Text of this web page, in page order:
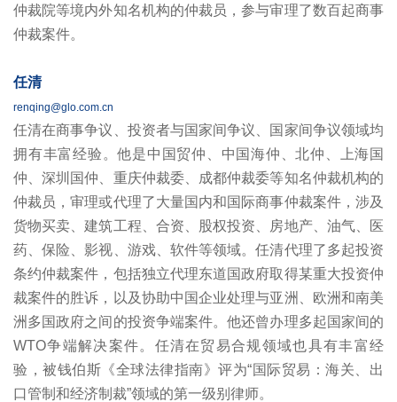
仲裁院等境内外知名机构的仲裁员，参与审理了数百起商事
仲裁案件。
任清
renqing@glo.com.cn
任清在商事争议、投资者与国家间争议、国家间争议领域均
拥有丰富经验。他是中国贸仲、中国海仲、北仲、上海国
仲、深圳国仲、重庆仲裁委、成都仲裁委等知名仲裁机构的
仲裁员，审理或代理了大量国内和国际商事仲裁案件，涉及
货物买卖、建筑工程、合资、股权投资、房地产、油气、医
药、保险、影视、游戏、软件等领域。任清代理了多起投资
条约仲裁案件，包括独立代理东道国政府取得某重大投资仲
裁案件的胜诉，以及协助中国企业处理与亚洲、欧洲和南美
洲多国政府之间的投资争端案件。他还曾办理多起国家间的
WTO争端解决案件。任清在贸易合规领域也具有丰富经
验，被钱伯斯《全球法律指南》评为“国际贸易：海关、出
口管制和经济制裁”领域的第一级别律师。